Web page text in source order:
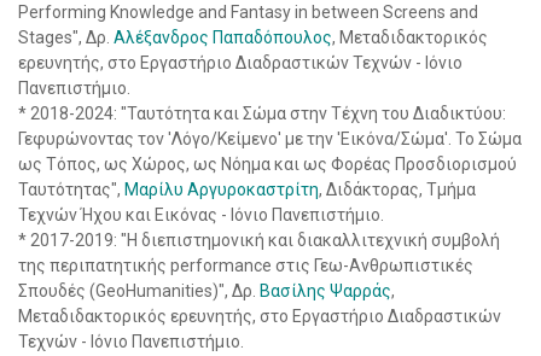
Performing Knowledge and Fantasy in between Screens and
Stages", Δρ. Αλέξανδρος Παπαδόπουλος, Μεταδιδακτορικός
ερευνητής, στο Εργαστήριο Διαδραστικών Τεχνών - Ιόνιο
Πανεπιστήμιο.
* 2018-2024: "Ταυτότητα και Σώμα στην Τέχνη του Διαδικτύου:
Γεφυρώνοντας τον 'Λόγο/Κείμενο' με την 'Εικόνα/Σώμα'. Το Σώμα
ως Τόπος, ως Χώρος, ως Νόημα και ως Φορέας Προσδιορισμού
Ταυτότητας", Μαρίλυ Αργυροκαστρίτη, Διδάκτορας, Τμήμα
Τεχνών Ήχου και Εικόνας - Ιόνιο Πανεπιστήμιο.
* 2017-2019: "Η διεπιστημονική και διακαλλιτεχνική συμβολή
της περιπατητικής performance στις Γεω-Ανθρωπιστικές
Σπουδές (GeoHumanities)", Δρ. Βασίλης Ψαρράς,
Μεταδιδακτορικός ερευνητής, στο Εργαστήριο Διαδραστικών
Τεχνών - Ιόνιο Πανεπιστήμιο.